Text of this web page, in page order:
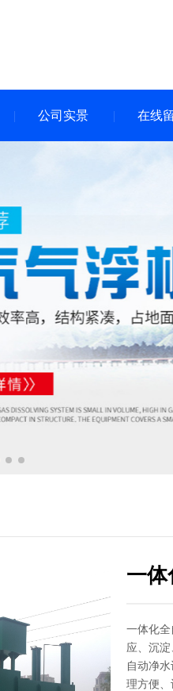
公司实景 在线
一体
一体化
应、沉
自动净
理方便